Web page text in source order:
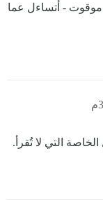
موقوت - أتساءل عما
التي لا تُقرأ.